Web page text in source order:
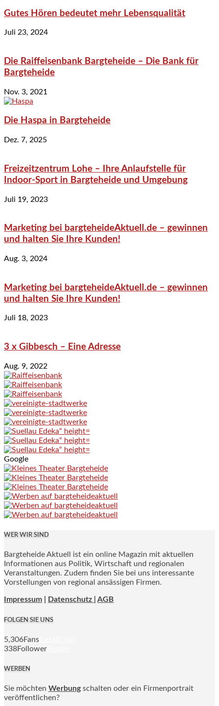
Gutes Hören bedeutet mehr Lebensqualität
Juli 23, 2024
Die Raiffeisenbank Bargteheide – Die Bank für
Bargteheide
Nov. 3, 2021
Die Haspa in Bargteheide
Dez. 7, 2025
Freizeitzentrum Lohe – Ihre Anlaufstelle für
Indoor-Sport in Bargteheide und Umgebung
Juli 19, 2023
Marketing bei bargteheideAktuell.de – gewinnen
und halten Sie Ihre Kunden!
Aug. 3, 2024
Marketing bei bargteheideAktuell.de – gewinnen
und halten Sie Ihre Kunden!
Juli 18, 2023
3 x Gibbesch – Eine Adresse
Aug. 9, 2022
Google
WER WIR SIND
Bargteheide Aktuell ist ein online Magazin mit aktuellen
Informationen aus Politik, Wirtschaft und regionalen
Veranstaltungen. Zudem finden Sie bei uns interessante
Vorstellungen von regional ansässigen Firmen.
Impressum Datenschutz | AGB
FOLGEN SIE UNS
5,306Fans
338Follower
WERBEN
Sie möchten Werbung schalten oder ein Firmenportrait
veröffentlichen?